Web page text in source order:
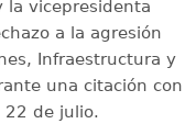
vicepresidenta
a la agresión
Infraestructura y
una citación con
22 de julio.